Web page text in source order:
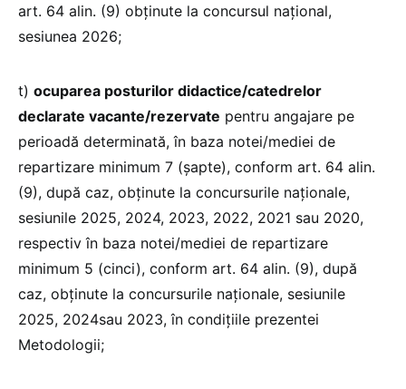
art. 64 alin. (9) obţinute la concursul naţional,
sesiunea 2026;
t) ocuparea posturilor didactice/catedrelor
declarate vacante/rezervate pentru angajare pe
perioadă determinată, în baza notei/mediei de
repartizare minimum 7 (șapte), conform art. 64 alin.
(9), după caz, obţinute la concursurile naţionale,
sesiunile 2025, 2024, 2023, 2022, 2021 sau 2020,
respectiv în baza notei/mediei de repartizare
minimum 5 (cinci), conform art. 64 alin. (9), după
caz, obținute la concursurile naţionale, sesiunile
2025, 2024sau 2023, în condiţiile prezentei
Metodologii;